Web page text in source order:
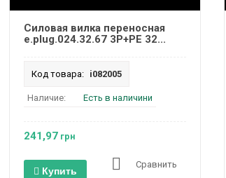
Силовая вилка переносная
e.plug.024.32.67 3P+PE 32...
Код товара: i082005
Наличие: Есть в наличини
241,97 грн
Купить
Сравнить